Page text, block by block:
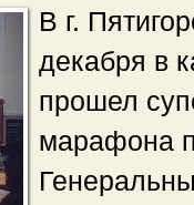
В г.
декабря в
прошел
марафона